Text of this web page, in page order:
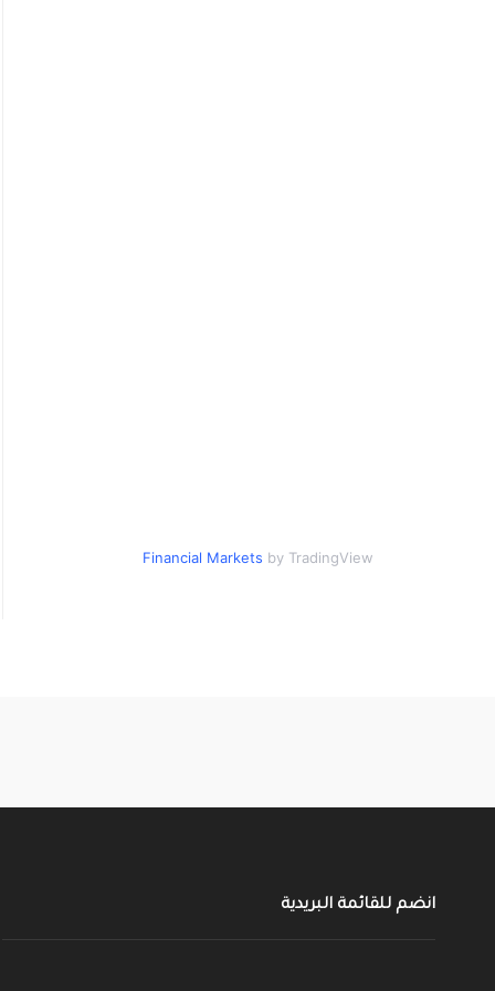
Financial Markets by TradingView
انضم للقائمة البريدية